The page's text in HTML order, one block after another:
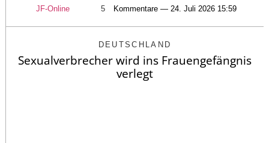
JF-Online 5 Kommentare — 24. Juli 2026 15:59
DEUTSCHLAND
Sexualverbrecher wird ins Frauengefängnis
verlegt